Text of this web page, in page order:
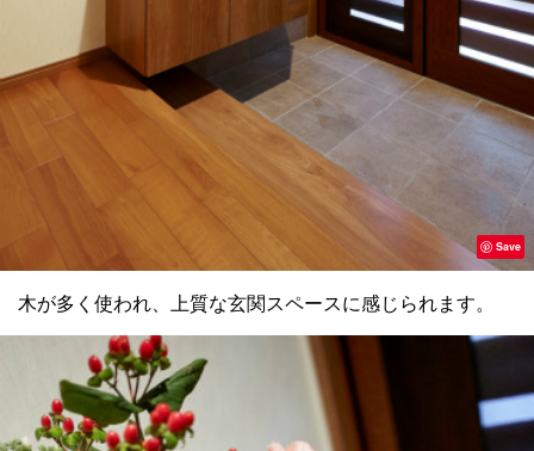
Save
木が多く使われ、上質な玄関スペースに感じられます。